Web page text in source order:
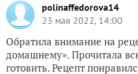
polinaffedorova14
23 мая 2022, 14:00
Обратила внимание на
домашнему». Прочитала
готовить. Рецепт